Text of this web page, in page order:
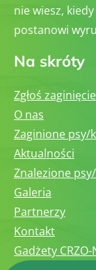
nie wiesz,
postanowi
Na skróty
Zgłoś zaginięcie
O nas
Zaginione psy/
Aktualności
Znalezione
Galeria
Partnerzy
Kontakt
Gadżety CRZO-